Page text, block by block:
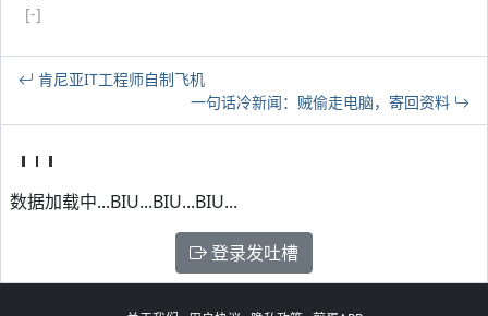
[-]
肯尼亚IT工程师自制飞机
一句话冷新闻：贼偷走电脑，寄回资料
数据加载中...BIU...BIU...BIU...
登录发吐槽